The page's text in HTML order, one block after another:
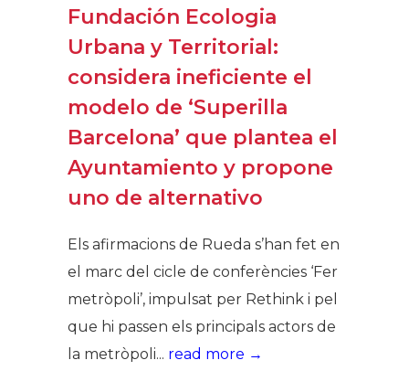
Fundación Ecologia
Urbana y Territorial:
considera ineficiente el
modelo de ‘Superilla
Barcelona’ que plantea el
Ayuntamiento y propone
uno de alternativo
Els afirmacions de Rueda s’han fet en
el marc del cicle de conferències ‘Fer
metròpoli’, impulsat per Rethink i pel
que hi passen els principals actors de
la metròpoli... read more →